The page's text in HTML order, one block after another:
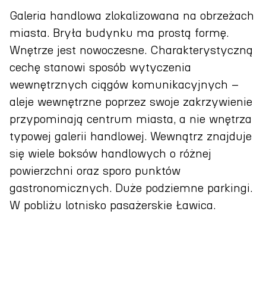
Galeria handlowa zlokalizowana na obrzeżach
miasta. Bryła budynku ma prostą formę.
Wnętrze jest nowoczesne. Charakterystyczną
cechę stanowi sposób wytyczenia
wewnętrznych ciągów komunikacyjnych –
aleje wewnętrzne poprzez swoje zakrzywienie
przypominają centrum miasta, a nie wnętrza
typowej galerii handlowej. Wewnątrz znajduje
się wiele boksów handlowych o różnej
powierzchni oraz sporo punktów
gastronomicznych. Duże podziemne parkingi.
W pobliżu lotnisko pasażerskie Ławica.